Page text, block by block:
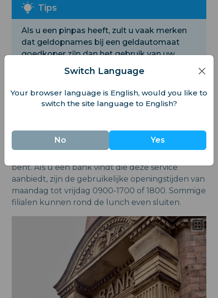
Als u een pinpas heeft, zult u vaak merken
dat geldopnames bij een geldautomaat
goedkoper zijn dan het gebruik van uw
creditcard, met lagere kosten voor
debettransacties.
Franse banken kunnen valuta wisselen, maar ze
bent. Als u een bank vindt die deze service
aanbiedt, zijn de gebruikelijke openingstijden van
maandag tot vrijdag 0900-1700 of 1800. Sommige
filialen kunnen rond de lunch even sluiten.
Switch Language
Your browser language is English, would you like to
switch the site language to English?
No Yes